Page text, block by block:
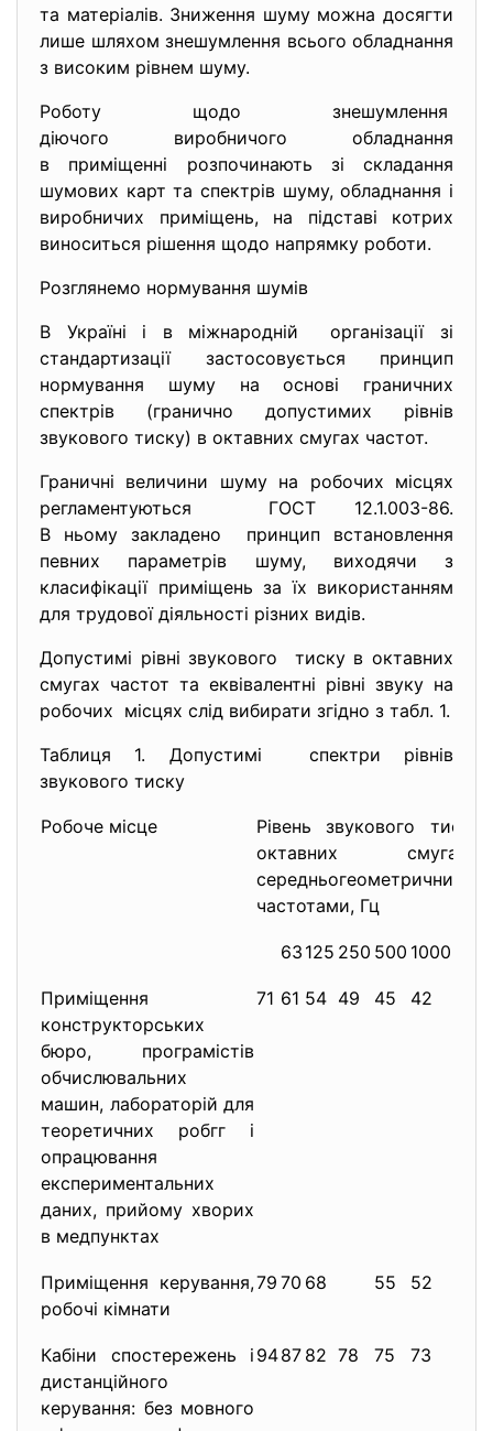
та матеріалів. Зниження шуму можна досягти
лише шляхом знешумлення всього обладнання
з високим рівнем шуму.
Роботу щодо знешумлення
діючого виробничого обладнання
в приміщенні розпочинають зі складання
шумових карт та спектрів шуму, обладнання і
виробничих приміщень, на підставі котрих
виноситься рішення щодо напрямку роботи.
Розглянемо нормування шумів
В Україні і в міжнародній організації зі
стандартизації застосовується принцип
нормування шуму на основі граничних
спектрів (гранично допустимих рівнів
звукового тиску) в октавних смугах частот.
Граничні величини шуму на робочих місцях
регламентуються ГОСТ 12.1.003-86.
В ньому закладено принцип встановлення
певних параметрів шуму, виходячи з
класифікації приміщень за їх використанням
для трудової діяльності різних видів.
Допустимі рівні звукового тиску в октавних
смугах частот та еквівалентні рівні звуку на
робочих місцях слід вибирати згідно з табл. 1.
Таблиця 1. Допустимі спектри рівнів
звукового тиску
Робоче місце
Рівень звукового
октавних
середньогеометричними
частотами, Гц
63 125 250 500 1000
Приміщення
конструкторських
бюро, програмістів
обчислювальних
машин, лабораторій для
теоретичних робгг і
опрацювання
експериментальних
даних, прийому хворих
в медпунктах
71 61 54 49 45 42
Приміщення керування,
робочі кімнати
79 70 68 55 52
Кабіни спостережень і
дистанційного
керування: без мовного
9487 82 78 75 73